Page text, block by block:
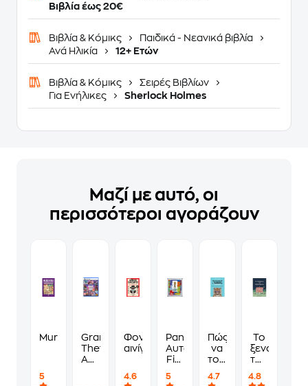
Βιβλία έως 20€
Βιβλία & Κόμικς
Παιδικά - Νεανικά βιβλία
Ανά Ηλικία
12+ Ετών
Βιβλία & Κόμικς
Σειρές Βιβλίων
Για Ενήλικες
Sherlock Holmes
Μαζί με αυτό, οι
περισσότεροι αγοράζουν
Murdoku
5
Grand
Theft
Auto
Standard
Φονικά
αινίγματα
4.6
Panini
Αυτοκόλλητα
Fifa
Cup
5
Πώς
να
τους
να
4.7
Το
ξενοδοχείο
των
4.8